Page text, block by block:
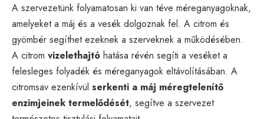
A szervezetünk folyamatosan ki van téve méreganyagoknak,
amelyeket a máj és a vesék dolgoznak fel. A citrom és
gyömbér segíthet ezeknek a szerveknek a működésében.
A citrom vizelethajtó hatása révén segíti a veséket a
felesleges folyadék és méreganyagok eltávolításában. A
citromsav ezenkívül serkenti a máj méregtelenítő
enzimjeinek termelődését, segítve a szervezet